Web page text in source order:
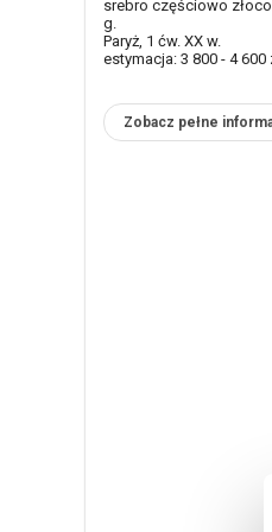
srebro częściowo
g.
Paryż, 1 ćw. XX w.
estymacja: 3 800 - 4 600
Zobacz pełne